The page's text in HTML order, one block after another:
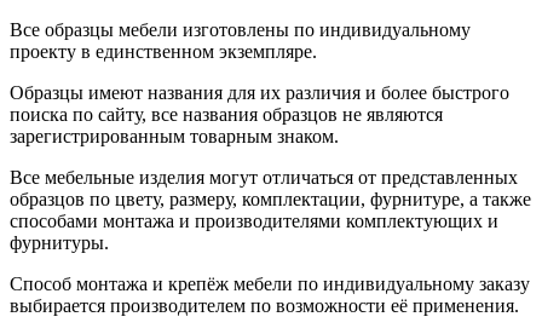
Все образцы мебели изготовлены по индивидуальному
проекту в единственном экземпляре.
Образцы имеют названия для их различия и более быстрого
поиска по сайту, все названия образцов не являются
зарегистрированным товарным знаком.
Все мебельные изделия могут отличаться от представленных
образцов по цвету, размеру, комплектации, фурнитуре, а также
способами монтажа и производителями комплектующих и
фурнитуры.
Способ монтажа и крепёж мебели по индивидуальному заказу
выбирается производителем по возможности её применения.